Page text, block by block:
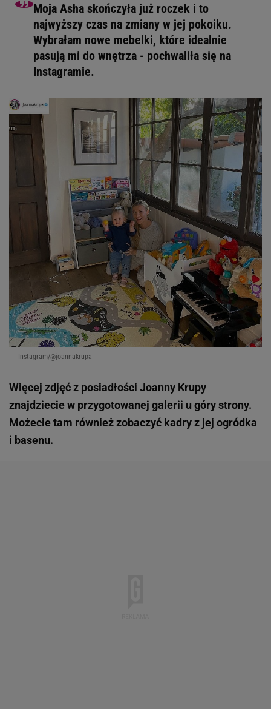
Moja Asha skończyła już roczek i to
najwyższy czas na zmiany w jej pokoiku.
Wybrałam nowe mebelki, które idealnie
pasują mi do wnętrza - pochwaliła się na
Instagramie.
Instagram/@joannakrupa
Więcej zdjęć z posiadłości Joanny Krupy
znajdziecie w przygotowanej galerii u góry strony.
Możecie tam również zobaczyć kadry z jej ogródka
i basenu.